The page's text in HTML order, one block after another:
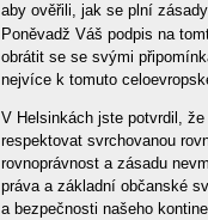
aby ověřili, jak se plní
Poněvadž Váš podpis na
obrátit se se svými
nejvíce k tomuto
V Helsinkách jste potvrdil,
respektovat svrchovanou
rovnoprávnost a zásadu
práva a základní občanské
a bezpečnosti našeho